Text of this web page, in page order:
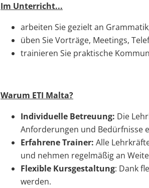
Im Unterricht...
arbeiten Sie gezielt an
üben Sie Vorträge, Meetings,
trainieren Sie praktische
Warum ETI Malta?
Individuelle Betreuung: Die
Anforderungen und Bedürfnisse
Erfahrene Trainer: Alle
und nehmen regelmäßig an
Flexible Kursgestaltung: Dank
werden.